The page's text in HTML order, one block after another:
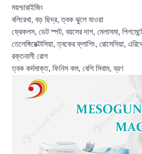
ময়শ্চারাইজিং
বলিরেখা, বড় ছিদ্র, ত্বক ঝুলে যাওয়া
ফ্রেকলস, ডেট স্পট, বয়সের দাগ, মেলাসমা,
তেলেঙ্গিয়েক্টাসিয়া, ত্বকের ফ্লাশিং, রোসেসিয়া,
রক্তনালী রোগ
ত্বক কর্দমাক্ত, ফিনিস কম, বেশি সিবাম, ব্রণ